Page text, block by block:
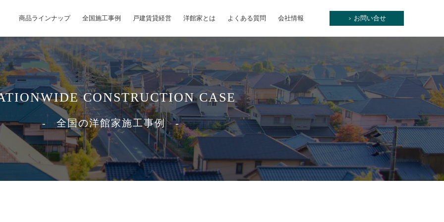
商品ラインナップ 全国施工事例 戸建賃貸経営 洋館家とは よくある質問 会社情報 > お問い合せ
CONSTRUCTION CASE
全国の洋館家施工事例